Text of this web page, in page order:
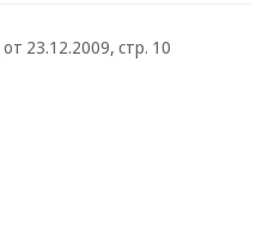
от 23.12.2009, стр. 10